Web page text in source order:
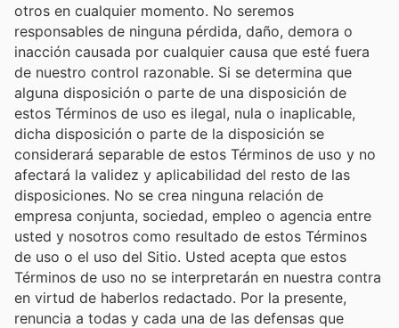
otros en cualquier momento. No seremos
responsables de ninguna pérdida, daño, demora o
inacción causada por cualquier causa que esté fuera
de nuestro control razonable. Si se determina que
alguna disposición o parte de una disposición de
estos Términos de uso es ilegal, nula o inaplicable,
dicha disposición o parte de la disposición se
considerará separable de estos Términos de uso y no
afectará la validez y aplicabilidad del resto de las
disposiciones. No se crea ninguna relación de
empresa conjunta, sociedad, empleo o agencia entre
usted y nosotros como resultado de estos Términos
de uso o el uso del Sitio. Usted acepta que estos
Términos de uso no se interpretarán en nuestra contra
en virtud de haberlos redactado. Por la presente,
renuncia a todas y cada una de las defensas que